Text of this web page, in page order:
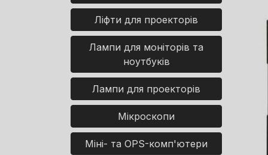
Ліфти для проекторів
Лампи для моніторів та
ноутбуків
Лампи для проекторів
Мікроскопи
Міні- та OPS-комп'ютери